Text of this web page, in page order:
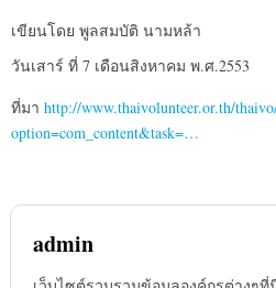
เขียนโดย พูลสมบัติ นามหล้า
วันเสาร์ ที่ 7 เดือนสิงหาคม พ.ศ.2553
ที่มา http://www.thaivolunteer.or.th/
option=com_content&task=…
admin